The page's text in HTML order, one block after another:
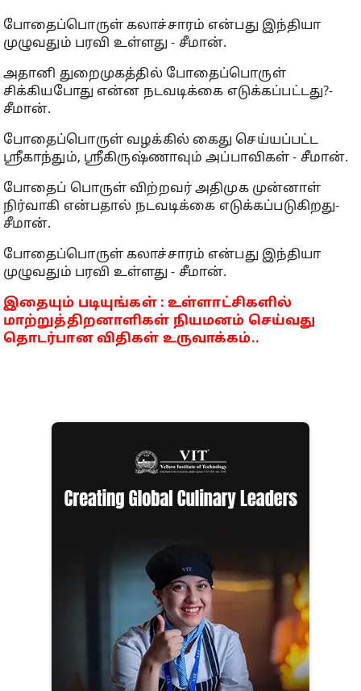
போதைப்பொருள் கலாச்சாரம் என்பது இந்தியா
முழுவதும் பரவி உள்ளது - சீமான்.
அதானி துறைமுகத்தில் போதைப்பொருள்
சிக்கியபோது என்ன நடவடிக்கை எடுக்கப்பட்டது?-
சீமான்.
போதைப்பொருள் வழக்கில் கைது செய்யப்பட்ட
ஸ்ரீகாந்தும், ஸ்ரீகிருஷ்ணாவும் அப்பாவிகள் - சீமான்.
போதைப் பொருள் விற்றவர் அதிமுக முன்னாள்
நிர்வாகி என்பதால் நடவடிக்கை எடுக்கப்படுகிறது-
சீமான்.
போதைப்பொருள் கலாச்சாரம் என்பது இந்தியா
முழுவதும் பரவி உள்ளது - சீமான்.
இதையும் படியுங்கள் : உள்ளாட்சிகளில்
மாற்றுத்திறனாளிகள் நியமனம் செய்வது
தொடர்பான விதிகள் உருவாக்கம்..